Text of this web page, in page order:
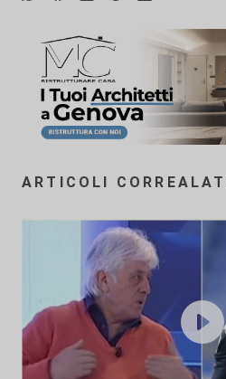
ARTICOLI CORREALATI